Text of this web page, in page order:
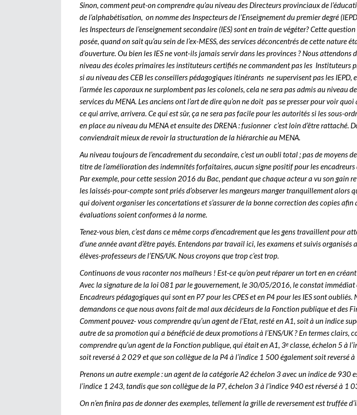
Sinon, comment peut-on comprendre qu’au niveau des Directeurs provinciaux de
de l’alphabétisation, on nomme des Inspecteurs de l’Enseignement du premier degré
les Inspecteurs de l’enseignement secondaire (IES) sont en train de végéter? Cette question
posée, quand on sait qu’au sein de l’ex-MESS, des services déconcentrés de cette nature
d’ouverture. Ou bien les IES ne vont-ils jamais servir dans les provinces ? Nous attendons
niveau des écoles primaires les instituteurs certifiés ne commandent pas les Instituteurs
si au niveau des CEB les conseillers pédagogiques itinérants ne supervisent pas les IEPD,
l’armée les caporaux ne surplombent pas les colonels, cela ne sera pas admis au niveau
services du MENA. Les anciens ont l’art de dire qu’on ne doit pas se presser pour voir quoi
ce qui arrive, arrivera. Ce qui est sûr, ça ne sera pas facile pour les autorités si les sous-
en place au niveau du MENA et ensuite des DRENA : fusionner c’est loin d’être rattaché.
conviendrait mieux de revoir la structuration de la hiérarchie au MENA.
Au niveau toujours de l’encadrement du secondaire, c’est un oubli total ; pas de moyens
titre de l’amélioration des indemnités forfaitaires, aucun signe positif pour les encadreurs
Par exemple, pour cette session 2016 du Bac, pendant que chaque acteur a vu son gain
les laissés-pour-compte sont priés d’observer les mangeurs manger tranquillement alors
qui doivent organiser les concertations et s’assurer de la bonne correction des copies afin
évaluations soient conformes à la norme.
Tenez-vous bien, c’est dans ce même corps d’encadrement que les gens travaillent pour
d’une année avant d’être payés. Entendons par travail ici, les examens et suivis organisés
élèves-professeurs de l’ENS/UK. Nous croyons que trop c’est trop.
Continuons de vous raconter nos malheurs ! Est-ce qu’on peut réparer un tort en en
Avec la signature de la loi 081 par le gouvernement, le 30/05/2016, le constat immédiat
Encadreurs pédagogiques qui sont en P7 pour les CPES et en P4 pour les IES sont oubliés.
demandons ce que nous avons fait de mal aux décideurs de la Fonction publique et des
Comment pouvez- vous comprendre qu’un agent de l’Etat, resté en A1, soit à un indice
autre de sa promotion qui a bénéficié de deux promotions à l’ENS/UK ? En termes clairs,
comprendre qu’un agent de la Fonction publique, qui était en A1, 3e classe, échelon 5 à
soit reversé à 2 029 et que son collègue de la P4 à l’indice 1 500 également soit reversé
Prenons un autre exemple : un agent de la catégorie A2 échelon 3 avec un indice de 930
l’indice 1 243, tandis que son collègue de la P7, échelon 3 à l’indice 940 est réversé à 1
On n’en finira pas de donner des exemples, tellement la grille de reversement est truffée